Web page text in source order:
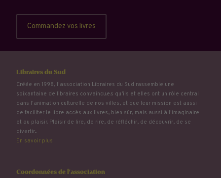
Commandez vos livres
Libraires du Sud
Créée en 1998, l'association Libraires du Sud rassemble une
soixantaine de libraires convaincu.e.s qu’ils et elles ont un rôle central
dans l'animation culturelle de nos villes, et que leur mission est aussi
de faciliter le libre accès aux livres, bien sûr, mais aussi à l'imaginaire
et au plaisir. Plaisir de lire, de rire, de réfléchir, de découvrir, de se
divertir...
En savoir plus
Coordonnées de l'association